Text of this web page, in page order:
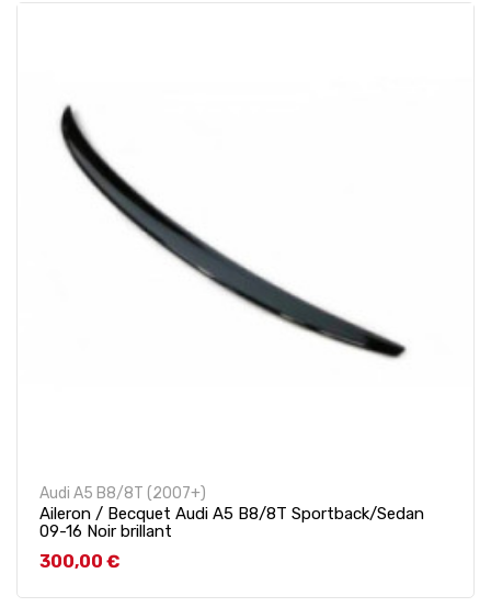
Audi A5 B8/8T (2007+)
Aileron / Becquet Audi A5 B8/8T Sportback/Sedan
09-16 Noir brillant
Prix
300,00 €